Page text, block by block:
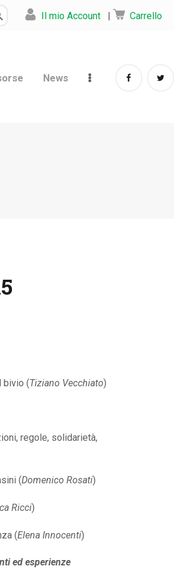
Il mio Account | Carrello
News
bivio (Tiziano Vecchiato)
regole, solidarietà,
(Domenico Rosati)
Ricci)
(Elena Innocenti)
ed esperienze